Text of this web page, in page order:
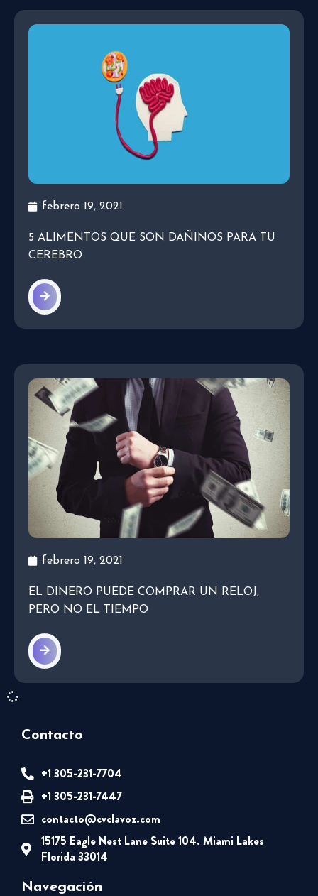
febrero 19, 2021
5 ALIMENTOS QUE SON DAÑINOS PARA TU
CEREBRO
febrero 19, 2021
EL DINERO PUEDE COMPRAR UN RELOJ,
PERO NO EL TIEMPO
Contacto
+1 305-231-7704
+1 305-231-7447
contacto@cvclavoz.com
15175 Eagle Nest Lane Suite 104. Miami Lakes
Florida 33014
Navegación